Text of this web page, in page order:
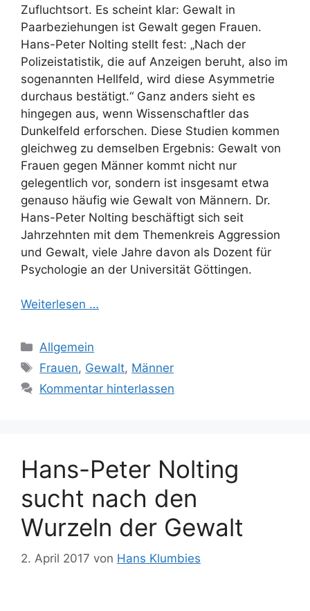
Zufluchtsort. Es scheint klar: Gewalt in
Paarbeziehungen ist Gewalt gegen Frauen.
Hans-Peter Nolting stellt fest: „Nach der
Polizeistatistik, die auf Anzeigen beruht, also im
sogenannten Hellfeld, wird diese Asymmetrie
durchaus bestätigt.“ Ganz anders sieht es
hingegen aus, wenn Wissenschaftler das
Dunkelfeld erforschen. Diese Studien kommen
gleichweg zu demselben Ergebnis: Gewalt von
Frauen gegen Männer kommt nicht nur
gelegentlich vor, sondern ist insgesamt etwa
genauso häufig wie Gewalt von Männern. Dr.
Hans-Peter Nolting beschäftigt sich seit
Jahrzehnten mit dem Themenkreis Aggression
und Gewalt, viele Jahre davon als Dozent für
Psychologie an der Universität Göttingen.
Weiterlesen …
Kategorien
Allgemein
Schlagwörter
Frauen, Gewalt, Männer
Kommentar hinterlassen
Hans-Peter Nolting
sucht nach den
Wurzeln der Gewalt
2. April 2017 von Hans Klumbies